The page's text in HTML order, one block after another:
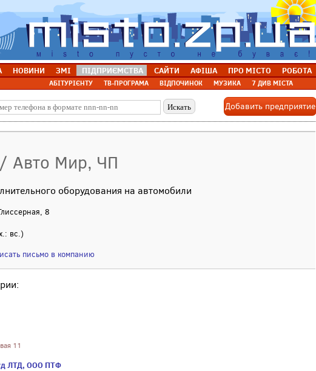
НОВИНИ ЗМІ ПІДПРИЄМСТВА САЙТИ АФІША ПРО МІСТО РОБОТА
АБІТУРІЄНТУ ТВ-ПРОГРАМА ВІДПОЧИНОК МУЗИКА 7 ДИВ МІСТА
Добавить предприятие
Авто Мир, ЧП
оборудования на автомобили
8
вс.)
письмо в компанию
11
ЛТД, ООО ПТФ